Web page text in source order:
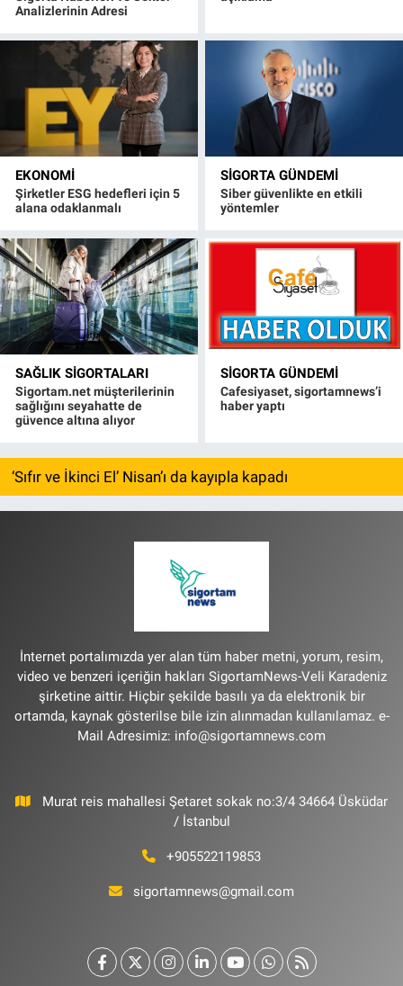
Analizlerinin Adresi
EKONOMI
Şirketler ESG hedefleri için 5
alana odaklanmalı
SIGORTA GÜNDEMI
Siber güvenlikte en etkili
yöntemler
SAĞLIK SIGORTALARI
Sigortam.net müşterilerinin
sağlığını seyahatte de
güvence altına alıyor
SIGORTA GÜNDEMI
Cafesiyaset, sigortamnews’i
haber yaptı
‘Sıfır ve İkinci El’ Nisan’ı da kayıpla kapadı
İnternet portalımızda yer alan tüm haber metni, yorum, resim,
video ve benzeri içeriğin hakları SigortamNews-Veli Karadeniz
şirketine aittir. Hiçbir şekilde basılı ya da elektronik bir
ortamda, kaynak gösterilse bile izin alınmadan kullanılamaz. e-
Mail Adresimiz: info@sigortamnews.com
Murat reis mahallesi Şetaret sokak no:3/4 34664 Üsküdar
/ İstanbul
+905522119853
sigortamnews@gmail.com